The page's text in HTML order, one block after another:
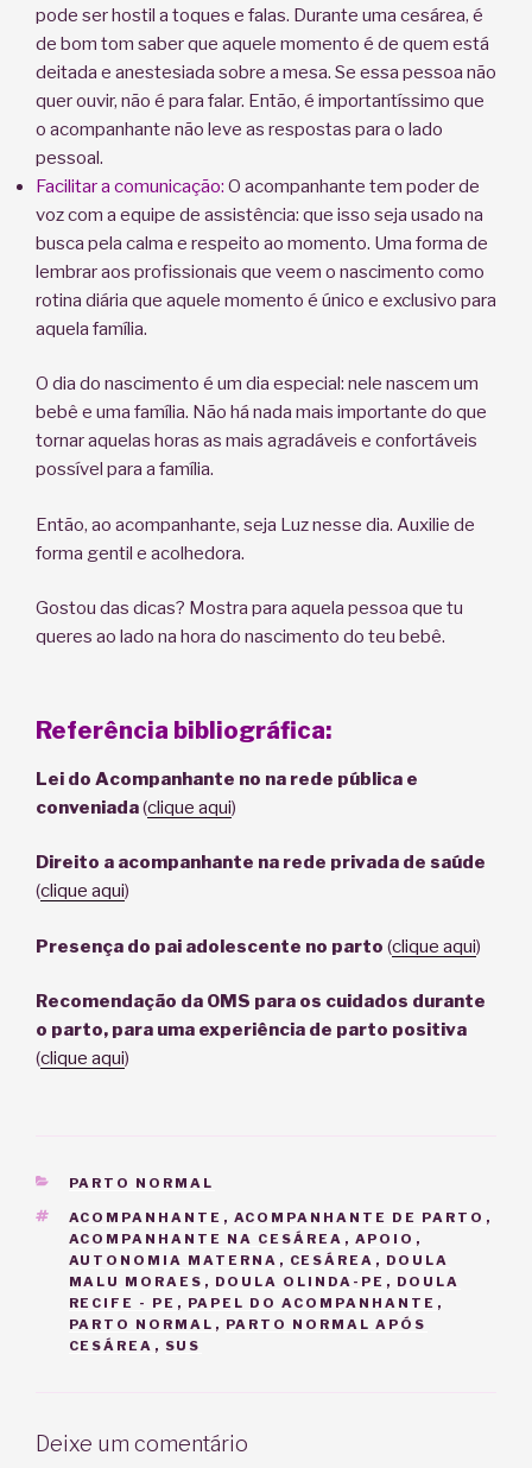
pode ser hostil a toques e falas. Durante uma cesárea, é
de bom tom saber que aquele momento é de quem está
deitada e anestesiada sobre a mesa. Se essa pessoa não
quer ouvir, não é para falar. Então, é importantíssimo que
o acompanhante não leve as respostas para o lado
pessoal.
Facilitar a comunicação: O acompanhante tem poder de
voz com a equipe de assistência: que isso seja usado na
busca pela calma e respeito ao momento. Uma forma de
lembrar aos profissionais que veem o nascimento como
rotina diária que aquele momento é único e exclusivo para
aquela família.
O dia do nascimento é um dia especial: nele nascem um
bebê e uma família. Não há nada mais importante do que
tornar aquelas horas as mais agradáveis e confortáveis
possível para a família.
Então, ao acompanhante, seja Luz nesse dia. Auxilie de
forma gentil e acolhedora.
Gostou das dicas? Mostra para aquela pessoa que tu
queres ao lado na hora do nascimento do teu bebê.
Referência bibliográfica:
Lei do Acompanhante no na rede pública e
conveniada(clique aqui)
Direito a acompanhante na rede privada de saúde
(clique aqui)
Presença do pai adolescente no parto (clique aqui)
Recomendação da OMS para os cuidados durante
o parto, para uma experiência de parto positiva
(clique aqui)
CATEGORIAS
PARTO NORMAL
TAGS
ACOMPANHANTE , ACOMPANHANTE DE PARTO ,
ACOMPANHANTE NA CESÁREA , APOIO ,
AUTONOMIA MATERNA , CESÁREA , DOULA
MALU MORAES , DOULA OLINDA-PE , DOULA
RECIFE - PE , PAPEL DO ACOMPANHANTE ,
PARTO NORMAL , PARTO NORMAL APÓS
CESÁREA , SUS
Deixe um comentário